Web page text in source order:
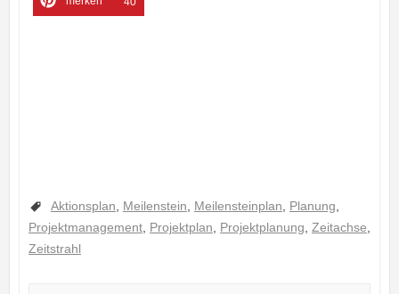
Aktionsplan, Meilenstein, Meilensteinplan, Planung,
Projektmanagement, Projektplan, Projektplanung, Zeitachse,
Zeitstrahl